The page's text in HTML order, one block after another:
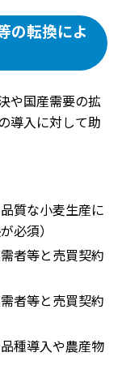
の転換によ
や国産需要の拡
導入に対して助
質な小麦生産に
必須）
者等と売買契約
者等と売買契約
種導入や農産物